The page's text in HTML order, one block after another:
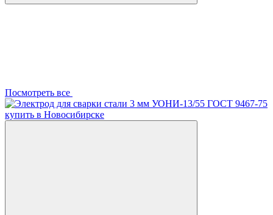
Посмотреть все